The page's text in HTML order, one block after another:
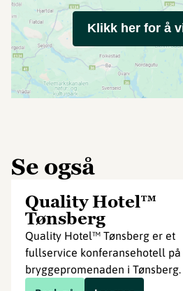
Klikk her for å
Se også
Quality Hotel™
Tønsberg
Quality Hotel™ Tønsberg er et
fullservice konferansehotell på
bryggepromenaden i Tønsberg.